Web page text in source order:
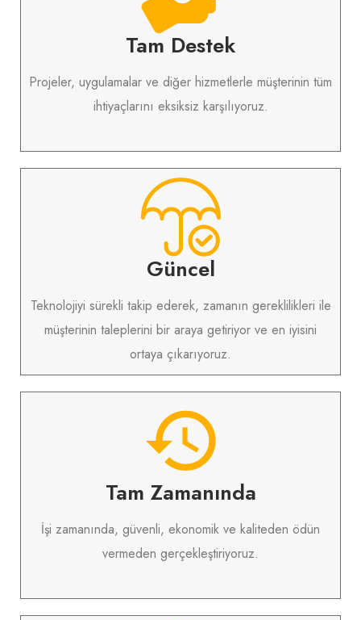
Tam Destek
Projeler, uygulamalar ve diğer hizmetlerle müşterinin tüm
ihtiyaçlarını eksiksiz karşılıyoruz.
Güncel
Teknolojiyi sürekli takip ederek, zamanın gereklilikleri ile
müşterinin taleplerini bir araya getiriyor ve en iyisini
ortaya çıkarıyoruz.
Tam Zamanında
İşi zamanında, güvenli, ekonomik ve kaliteden ödün
vermeden gerçekleştiriyoruz.